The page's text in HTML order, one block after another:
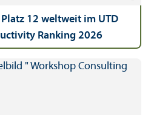
12 weltweit im UTD
Ranking 2026